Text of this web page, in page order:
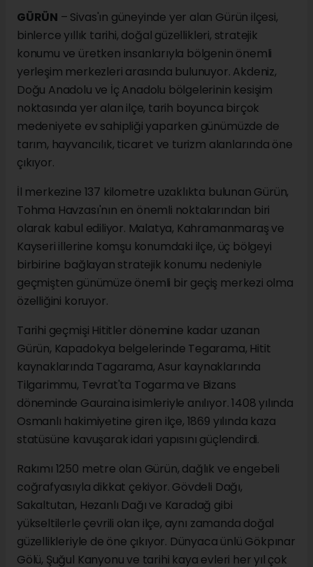
GÜRÜN – Sivas'ın güneyinde yer alan Gürün ilçesi,
binlerce yıllık tarihi, doğal güzellikleri, stratejik
konumu ve üretken insanlarıyla bölgenin önemli
yerleşim merkezleri arasında bulunuyor. Akdeniz,
Doğu Anadolu ve İç Anadolu bölgelerinin kesişim
noktasında yer alan ilçe, tarih boyunca birçok
medeniyete ev sahipliği yaparken günümüzde de
tarım, hayvancılık, ticaret ve turizm alanlarında öne
çıkıyor.
İl merkezine 137 kilometre uzaklıkta bulunan Gürün,
Tohma Havzası'nın en önemli noktalarından biri
olarak kabul ediliyor. Malatya, Kahramanmaraş ve
Kayseri illerine komşu konumdaki ilçe, üç bölgeyi
birbirine bağlayan stratejik konumu nedeniyle
geçmişten günümüze önemli bir geçiş merkezi olma
özelliğini koruyor.
Tarihi geçmişi Hititler dönemine kadar uzanan
Gürün, Kapadokya belgelerinde Tegarama, Hitit
kaynaklarında Tagarama, Asur kaynaklarında
Tilgarimmu, Tevrat'ta Togarma ve Bizans
döneminde Gauraina isimleriyle anılıyor. 1408 yılında
Osmanlı hakimiyetine giren ilçe, 1869 yılında kaza
statüsüne kavuşarak idari yapısını güçlendirdi.
Rakımı 1250 metre olan Gürün, dağlık ve engebeli
coğrafyasıyla dikkat çekiyor. Gövdeli Dağı,
Sakaltutan, Hezanlı Dağı ve Karadağ gibi
yükseltilerle çevrili olan ilçe, aynı zamanda doğal
güzellikleriyle de öne çıkıyor. Dünyaca ünlü Gökpınar
Gölü, Şuğul Kanyonu ve tarihi kaya evleri her yıl çok